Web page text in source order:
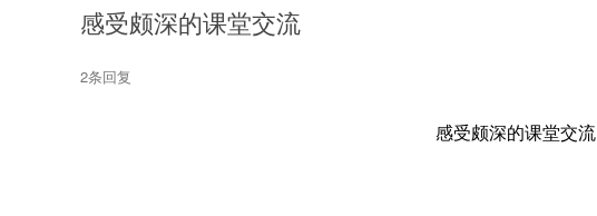
感受颇深的课堂交流
2条回复
感受颇深的课堂交流